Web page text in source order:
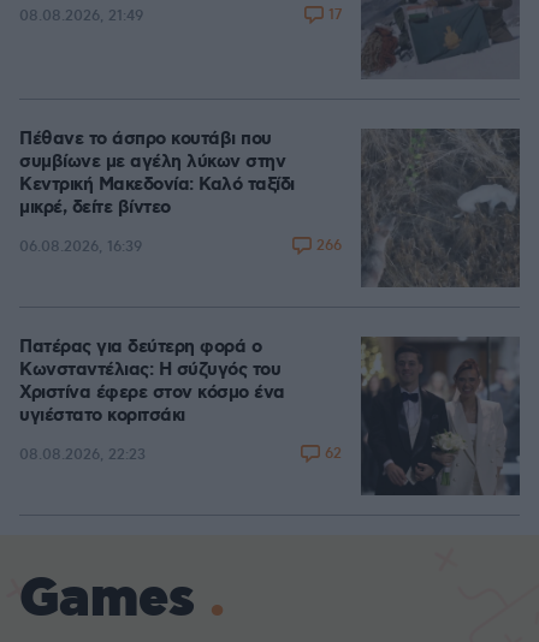
08.08.2026, 21:49 17
Πέθανε το άσπρο κουτάβι που
συμβίωνε με αγέλη λύκων στην
Κεντρική Μακεδονία: Καλό ταξίδι
μικρέ, δείτε βίντεο
06.08.2026, 16:39 266
Πατέρας για δεύτερη φορά ο
Κωνσταντέλιας: Η σύζυγός του
Χριστίνα έφερε στον κόσμο ένα
υγιέστατο κοριτσάκι
08.08.2026, 22:23 62
Games